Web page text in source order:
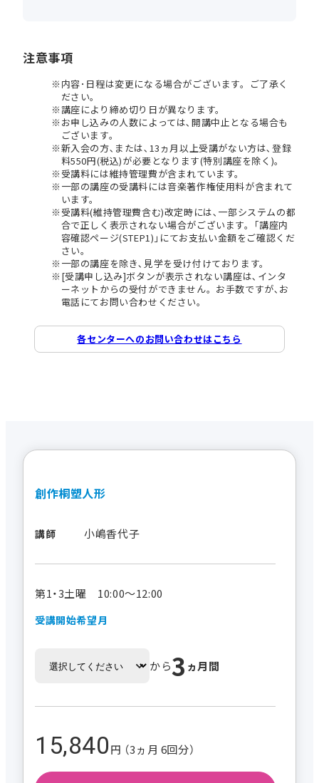
注意事項
内容･日程は変更になる場合がございます。ご了承く
ださい。
講座により締め切り日が異なります。
お申し込みの人数によっては､開講中止となる場合も
ございます。
新入会の方､または､13ヵ月以上受講がない方は､登録
料550円(税込)が必要となります(特別講座を除く)。
受講料には維持管理費が含まれています。
一部の講座の受講料には音楽著作権使用料が含まれて
います。
受講料(維持管理費含む)改定時には､一部システムの都
合で正しく表示されない場合がございます。｢講座内
容確認ページ(STEP1)｣にてお支払い金額をご確認くだ
さい。
一部の講座を除き､見学を受け付けております。
[受講申し込み]ボタンが表示されない講座は､インタ
ーネットからの受付ができません。お手数ですが､お
電話にてお問い合わせください。
各センターへのお問い合わせはこちら
創作桐塑人形
講師 小嶋香代子
第1・3土曜 10:00～12:00
受講開始希望月
から3 ヵ月間
15,840円 （3ヵ月 6回分）